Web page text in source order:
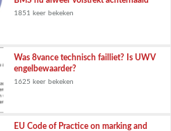
1851 keer bekeken
Was 8vance technisch failliet? Is UWV
engelbewaarder?
1625 keer bekeken
EU Code of Practice on marking and